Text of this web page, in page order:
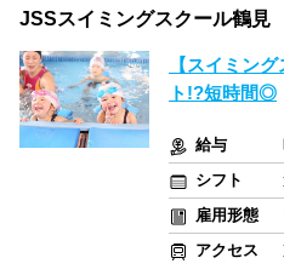
JSSスイミングスクール鶴見
【スイミン
ト!?短時間◎
給与
シフト
雇用形態
アクセス